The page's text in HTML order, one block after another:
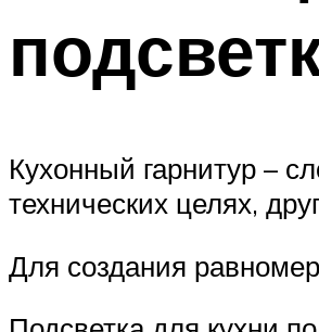
Кухонный гарнитур –
технических целях,
Для создания